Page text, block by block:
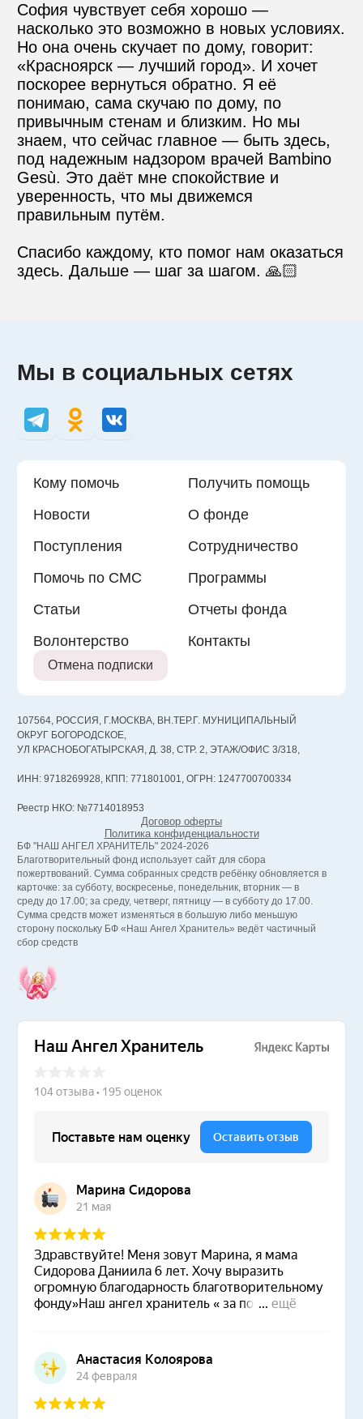
София чувствует себя хорошо —
насколько это возможно в новых условиях.
Но она очень скучает по дому, говорит:
«Красноярск — лучший город». И хочет
поскорее вернуться обратно. Я её
понимаю, сама скучаю по дому, по
привычным стенам и близким. Но мы
знаем, что сейчас главное — быть здесь,
под надежным надзором врачей Bambino
Gesù. Это даёт мне спокойствие и
уверенность, что мы движемся
правильным путём.
Спасибо каждому, кто помог нам оказаться
здесь. Дальше — шаг за шагом. 🙏🏻
Мы в социальных сетях
Кому помочь
Получить помощь
Новости
О фонде
Поступления
Сотрудничество
Помочь по СМС
Программы
Статьи
Отчеты фонда
Волонтерство
Контакты
Отмена подписки
107564, РОССИЯ, Г.МОСКВА, ВН.ТЕР.Г. МУНИЦИПАЛЬНЫЙ
ОКРУГ БОГОРОДСКОЕ,
УЛ КРАСНОБОГАТЫРСКАЯ, Д. 38, СТР. 2, ЭТАЖ/ОФИС 3/318,
ИНН: 9718269928, КПП: 771801001, ОГРН: 1247700700334
Реестр НКО: №7714018953
Договор оферты
Политика конфиденциальности
БФ "НАШ АНГЕЛ ХРАНИТЕЛЬ" 2024-2026
Благотворительный фонд использует сайт для сбора
пожертвований. Сумма собранных средств ребёнку обновляется в
карточке: за субботу, воскресенье, понедельник, вторник — в
среду до 17.00; за среду, четверг, пятницу — в субботу до 17.00.
Сумма средств может изменяться в большую либо меньшую
сторону поскольку БФ «Наш Ангел Хранитель» ведёт частичный
сбор средств